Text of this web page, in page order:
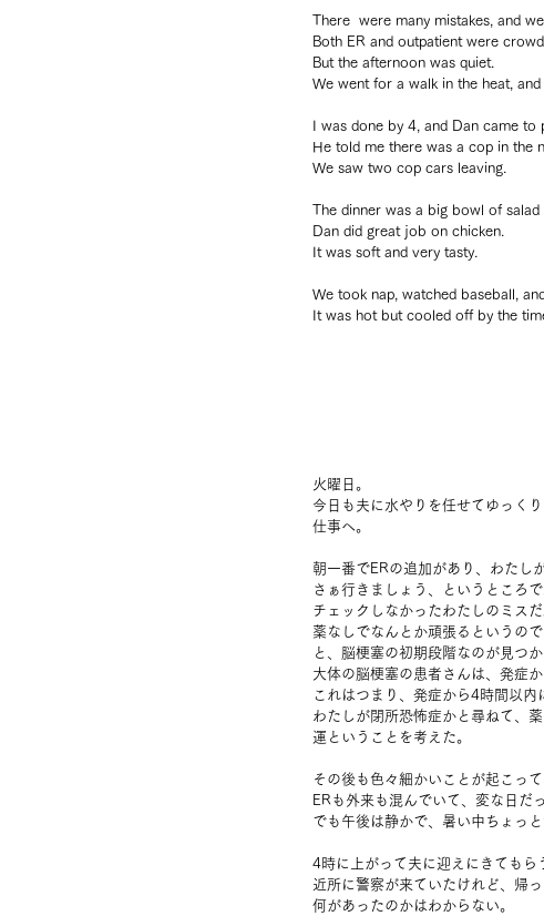
There  were many mistakes, and
Both ER and outpatient were
But the afternoon was quiet.
We went for a walk in the heat,
I was done by 4, and Dan came to
He told me there was a cop in the
We saw two cop cars leaving.
The dinner was a big bowl of salad
Dan did great job on chicken.
It was soft and very tasty.
We took nap, watched baseball,
It was hot but cooled off by the
火曜日。
今日も夫に水やりを任せてゆっくり
仕事へ。
朝一番でERの追加があり、わたし
さぁ行きましょう、というところ
チェックしなかったわたしのミスだ
薬なしでなんとか頑張るというので
と、脳梗塞の初期段階なのが見つか
大体の脳梗塞の患者さんは、発症
これはつまり、発症から4時間以内
わたしが閉所恐怖症かと尋ねて、
運ということを考えた。
その後も色々細かいことが起こっ
ERも外来も混んでいて、変な日だっ
でも午後は静かで、暑い中ちょっ
4時に上がって夫に迎えにきてもら
近所に警察が来ていたけれど、帰
何があったのかはわからない。